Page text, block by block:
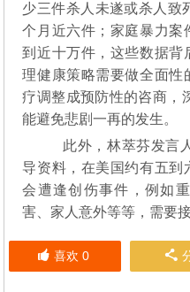
少三件杀人未遂或杀人致
个月近六件；家庭暴力案
到近十万件，这些数据背
理健康策略需要做全面性
疗调整成预防性的咨商，
能避免悲剧一再的发生。
此外，林萃芬发言
导资料，在美国约有五到
会遭逢创伤事件，例如
害、家人意外等等，需要
喜欢 0